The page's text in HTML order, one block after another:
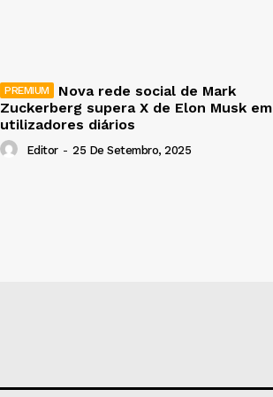
Nova rede social de Mark
Zuckerberg supera X de Elon Musk em
utilizadores diários
Editor - 25 De Setembro, 2025